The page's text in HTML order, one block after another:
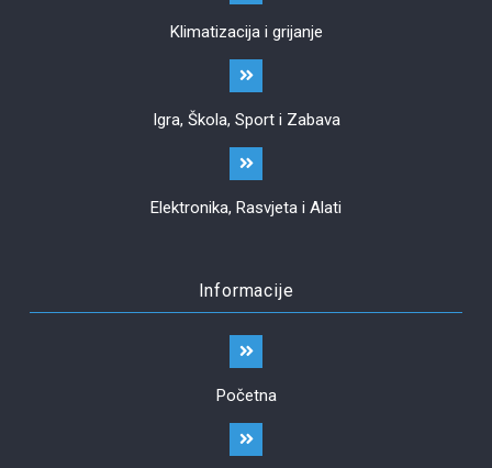
Klimatizacija i grijanje
Igra, Škola, Sport i Zabava
Elektronika, Rasvjeta i Alati
Informacije
Početna